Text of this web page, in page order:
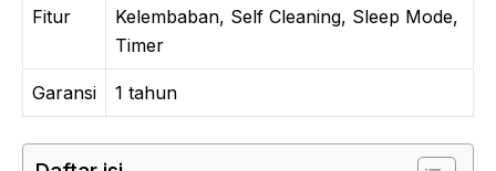
Fitur
Kelembaban, Self Cleaning, Sleep Mode,
Timer
Garansi 1 tahun